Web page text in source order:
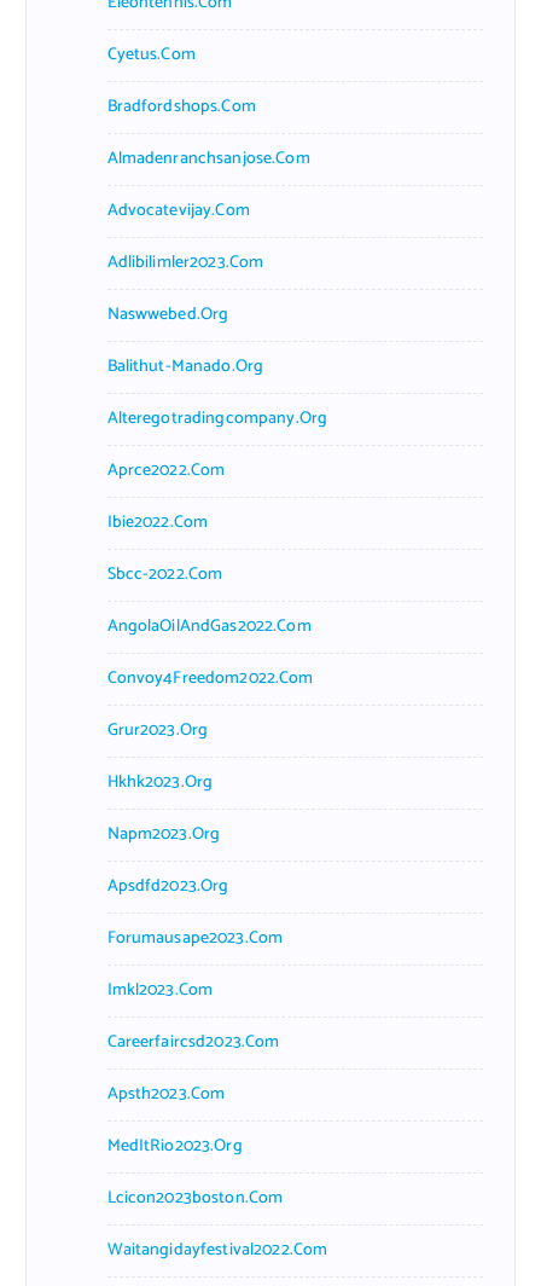
Cyetus.com
Bradfordshops.com
Almadenranchsanjose.com
Advocatevijay.com
Adlibilimler2023.com
Naswwebed.org
Balithut-Manado.org
Alteregotradingcompany.org
Aprce2022.com
Ibie2022.com
Sbcc-2022.com
AngolaOilAndGas2022.com
Convoy4Freedom2022.com
Grur2023.org
Hkhk2023.org
Napm2023.org
Apsdfd2023.org
Forumausape2023.com
Imkl2023.com
Careerfaircsd2023.com
Apsth2023.com
MedItRio2023.org
Lcicon2023boston.com
Waitangidayfestival2022.com